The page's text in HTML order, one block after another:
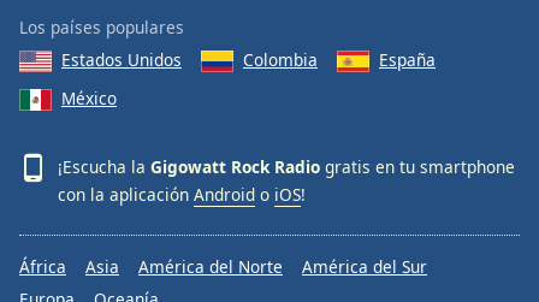
Los países populares
Estados Unidos
Colombia
España
México
¡Escucha la Gigowatt Rock Radio gratis en tu smartphone
con la aplicación Android o iOS!
África Asia América del Norte
América del Sur